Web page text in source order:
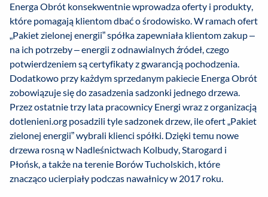
Energa Obrót konsekwentnie wprowadza oferty i produkty,
które pomagają klientom dbać o środowisko. W ramach ofert
„Pakiet zielonej energii” spółka zapewniała klientom zakup –
na ich potrzeby – energii z odnawialnych źródeł, czego
potwierdzeniem są certyfikaty z gwarancją pochodzenia.
Dodatkowo przy każdym sprzedanym pakiecie Energa Obrót
zobowiązuje się do zasadzenia sadzonki jednego drzewa.
Przez ostatnie trzy lata pracownicy Energi wraz z organizacją
dotlenieni.org posadzili tyle sadzonek drzew, ile ofert „Pakiet
zielonej energii” wybrali klienci spółki. Dzięki temu nowe
drzewa rosną w Nadleśnictwach Kolbudy, Starogard i
Płońsk, a także na terenie Borów Tucholskich, które
znacząco ucierpiały podczas nawałnicy w 2017 roku.